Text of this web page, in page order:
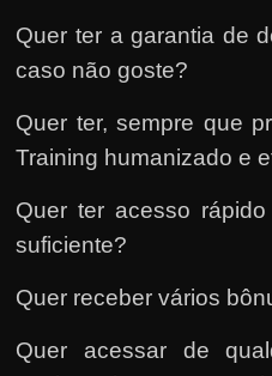
Quer ter a garantia de
caso não goste?
Quer ter, sempre que
Training humanizado e
Quer ter acesso
suficiente?
Quer receber vários
Quer acessar de